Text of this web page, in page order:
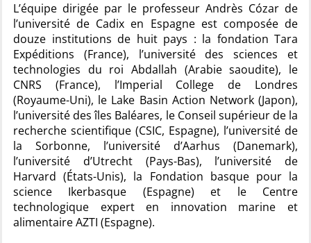
L’équipe dirigée par le professeur Andrès Cózar de
l’université de Cadix en Espagne est composée de
douze institutions de huit pays : la fondation Tara
Expéditions (France), l’université des sciences et
technologies du roi Abdallah (Arabie saoudite), le
CNRS (France), l’Imperial College de Londres
(Royaume-Uni), le Lake Basin Action Network (Japon),
l’université des îles Baléares, le Conseil supérieur de la
recherche scientifique (CSIC, Espagne), l’université de
la Sorbonne, l’université d’Aarhus (Danemark),
l’université d’Utrecht (Pays-Bas), l’université de
Harvard (États-Unis), la Fondation basque pour la
science Ikerbasque (Espagne) et le Centre
technologique expert en innovation marine et
alimentaire AZTI (Espagne).